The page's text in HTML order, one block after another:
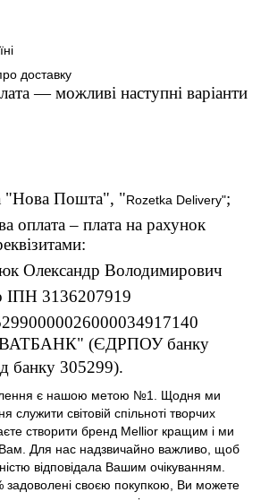
доставку
— можливі наступні варіанти
"Нова Пошта", "Rozetka Delivery";
оплата – плата на рахунок
Олександр Володимирович
3136207919
(ЄДРПОУ банку
банку 305299).
є нашою метою №1. Щодня ми
служити світовій спільноті творчих
створити бренд Mellior кращим і ми
Для нас надзвичайно важливо, щоб
відповідала Вашим очікуванням.
своєю покупкою, Ви можете